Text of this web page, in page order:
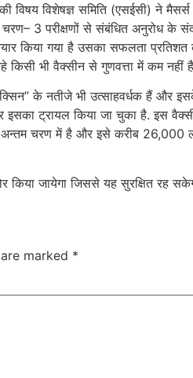
विशेषज्ञ समिति (एसईसी) ने
3 परीक्षणों से संबंधित अनुरोध के
किया गया है उसका सफलता
किसी भी वैक्सीन से गुणवत्ता में कम
के नतीजे भी उत्साहवर्धक हैं और
इसका ट्रायल किया जा चुका है. इस
चरण में है और इसे करीब 26,000
किया जायेगा जिससे यह सुरक्षित रह
marked *